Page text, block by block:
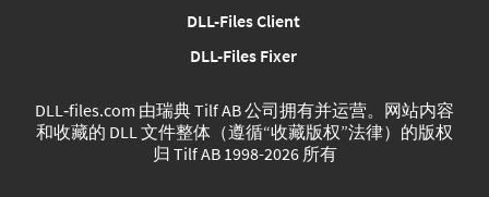
DLL-Files Client
DLL-Files Fixer
DLL‑files.com 由瑞典 Tilf AB 公司拥有并运营。网站内容
和收藏的 DLL 文件整体（遵循“收藏版权”法律）的版权
归 Tilf AB 1998-2026 所有